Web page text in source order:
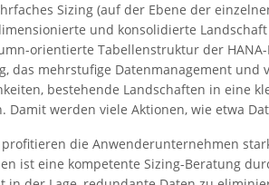
Sizing (auf der Ebene der
und konsolidierte Landschaft
orientierte Tabellenstruktur der
das mehrstufige Datenmanagement und
bestehende Landschaften in eine
Damit werden viele Aktionen, wie etwa
die Anwenderunternehmen
ist eine kompetente Sizing-Beratung